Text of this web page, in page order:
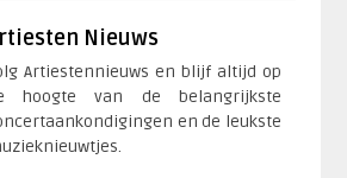
Nieuws
Artiestennieuws en blijf altijd op
hoogte van de belangrijkste
en de leukste